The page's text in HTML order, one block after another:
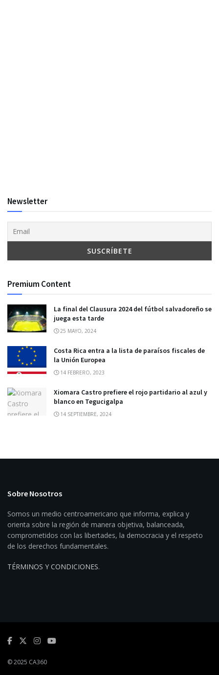
Newsletter
Premium Content
La final del Clausura 2024 del fútbol salvadoreño se
juega esta tarde
25 MAYO, 2024
Costa Rica entra a la lista de paraísos fiscales de
la Unión Europea
14 FEBRERO, 2023
Xiomara Castro prefiere el rojo partidario al azul y
blanco en Tegucigalpa
14 SEPTIEMBRE, 2024
Sobre Nosotros
Somos un medio centroamericano que informa, explica y
orienta sobre la región de manera objetiva, balanceada,
comprometidos con las libertades, la democracia y el respeto
de los derechos fundamentales.
TÉRMINOS Y CONDICIONES.
© 2025 CA360